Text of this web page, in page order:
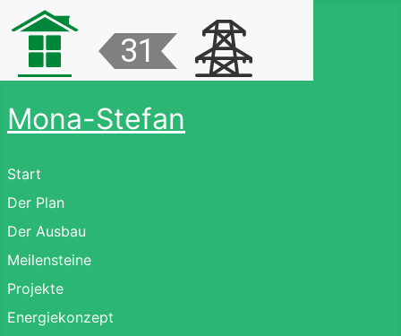
Mona-Stefan
Start
Der Plan
Der Ausbau
Meilensteine
Projekte
Energiekonzept